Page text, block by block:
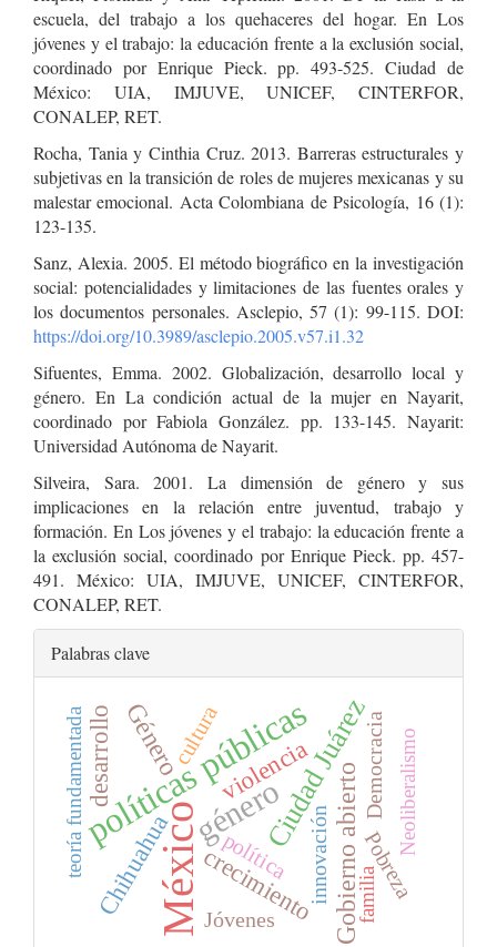
escuela, del trabajo a los quehaceres del hogar. En Los
jóvenes y el trabajo: la educación frente a la exclusión social,
coordinado por Enrique Pieck. pp. 493-525. Ciudad de
México: UIA, IMJUVE, UNICEF, CINTERFOR,
CONALEP, RET.
Rocha, Tania y Cinthia Cruz. 2013. Barreras estructurales y
subjetivas en la transición de roles de mujeres mexicanas y su
malestar emocional. Acta Colombiana de Psicología, 16 (1):
123-135.
Sanz, Alexia. 2005. El método biográfico en la investigación
social: potencialidades y limitaciones de las fuentes orales y
los documentos personales. Asclepio, 57 (1): 99-115. DOI:
https://doi.org/10.3989/asclepio.2005.v57.i1.32
Sifuentes, Emma. 2002. Globalización, desarrollo local y
género. En La condición actual de la mujer en Nayarit,
coordinado por Fabiola González. pp. 133-145. Nayarit:
Universidad Autónoma de Nayarit.
Silveira, Sara. 2001. La dimensión de género y sus
implicaciones en la relación entre juventud, trabajo y
formación. En Los jóvenes y el trabajo: la educación frente a
la exclusión social, coordinado por Enrique Pieck. pp. 457-
491. México: UIA, IMJUVE, UNICEF, CINTERFOR,
CONALEP, RET.
Palabras clave
México
políticas públicas
géneroCiudad Juárez
Gobierno abierto
Género
crecimiento
Chihuahua
violencia
desarrollo
política
Jóvenes
innovación
Democracia
Pobreza
cultura
teoría fundamentada Neoliberalismo
familia